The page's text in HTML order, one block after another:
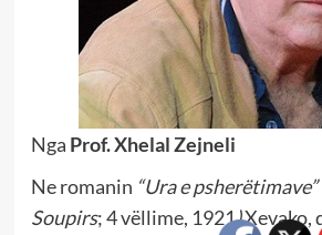
Nga Prof. Xhelal Zejneli
Ne romanin “Ura e psherëtimave”
Soupirs; 4 vëllime, 1921)Xevako,